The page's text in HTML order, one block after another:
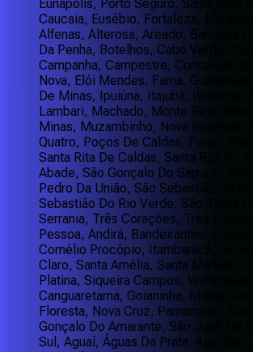
Eunápolis, Porto Seguro, Santa Cruz
Caucaia, Eusébio, Fortaleza,
Alfenas, Alterosa, Areado, Bandeira
Da Penha, Botelhos, Cabo Verde,
Campanha, Campestre, Conceição
Nova, Elói Mendes, Fama,
De Minas, Ipuiúna, Itajubá, Itamonte,
Lambari, Machado, Monte Belo,
Minas, Muzambinho, Nova Resende,
Quatro, Poços De Caldas, Pouso
Santa Rita De Caldas, Santa Rita Do
Abade, São Gonçalo Do Sapucaí,
Pedro Da União, São Sebastião Da
Sebastião Do Rio Verde, São Tomé
Serrania, Três Corações, Três
Pessoa, Andirá, Bandeirantes,
Cornélio Procópio, Itambaracá,
Claro, Santa Amélia, Santa Mariana,
Platina, Siqueira Campos,
Canguaretama, Goianinha, Monte
Floresta, Nova Cruz, Parnamirim,
Gonçalo Do Amarante, São José De
Sul, Aguaí, Águas Da Prata,